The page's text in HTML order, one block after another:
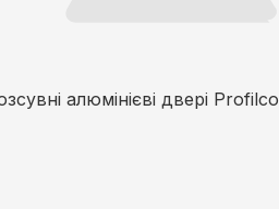
алюмінієві двері Profilco